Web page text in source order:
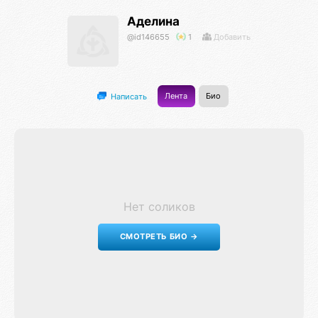
Аделина
@id146655 1 Добавить
Написать Лента Био
Нет соликов
СМОТРЕТЬ БИО →